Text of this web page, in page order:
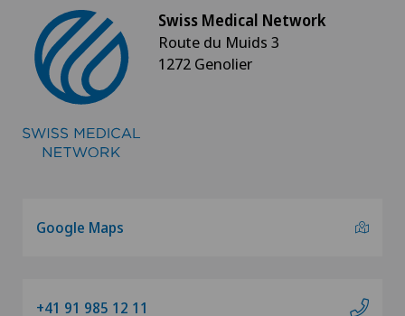
Swiss Medical Network
Route du Muids 3
1272 Genolier
Google Maps
+41 91 985 12 11